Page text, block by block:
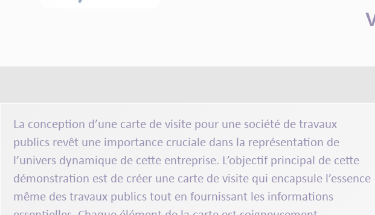
La conception d’une carte de visite pour une société de travaux
publics revêt une importance cruciale dans la représentation de
l’univers dynamique de cette entreprise. L’objectif principal de cette
démonstration est de créer une carte de visite qui encapsule l’essence
même des travaux publics tout en fournissant les informations